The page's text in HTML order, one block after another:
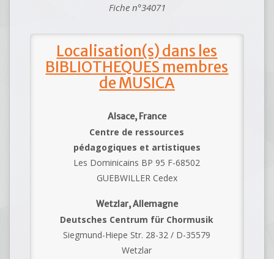
Fiche n°34071
Localisation(s) dans les
BIBLIOTHEQUES membres
de MUSICA
Alsace, France
Centre de ressources
pédagogiques et artistiques
Les Dominicains BP 95 F-68502
GUEBWILLER Cedex
Wetzlar, Allemagne
Deutsches Centrum für Chormusik
Siegmund-Hiepe Str. 28-32 / D-35579
Wetzlar